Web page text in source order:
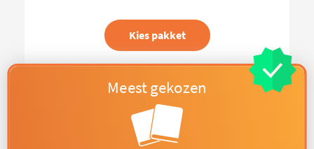
Kies pakket